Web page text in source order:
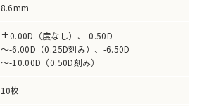
8.6mm
±0.00D（度なし）、-0.50D
～-6.00D（0.25D刻み）、-6.50D
～-10.00D（0.50D刻み）
10枚